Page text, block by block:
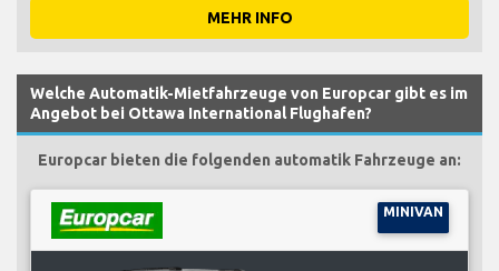
MEHR INFO
Welche Automatik-Mietfahrzeuge von Europcar gibt es im
Angebot bei Ottawa International Flughafen?
Europcar bieten die folgenden automatik Fahrzeuge an:
MINIVAN